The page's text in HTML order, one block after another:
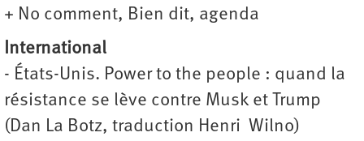
+ No comment, Bien dit, agenda
International
- États-Unis. Power to the people : quand la
résistance se lève contre Musk et Trump
(Dan La Botz, traduction Henri Wilno)